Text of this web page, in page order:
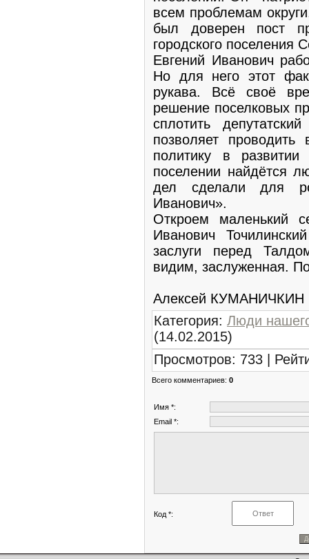
всем проблемам
был доверен пост
городского поселения
Евгений Иванович
Но для него этот
рукава. Всё своё
решение поселковых
сплотить
позволяет проводить
политику в
поселении найдётся
дел сделали для
Иванович».
Откроем маленький
Иванович
заслуги перед
видим, заслуженная.
Алексей КУМАНИЧКИН
Категория: Люди
(14.02.2015)
Просмотров: 733 |
Всего комментариев: 0
Имя *:
Email *:
Код *: